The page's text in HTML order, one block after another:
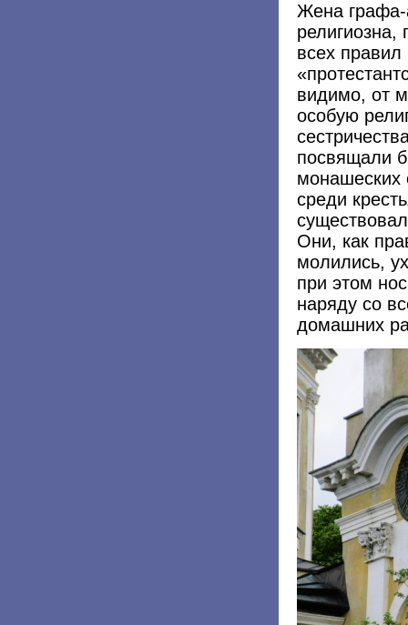
Жена
религиозна,
всех правил
видимо, от
особую
посвящали
монашеских
среди
Они, как
молились,
при этом
наряду со
домашних